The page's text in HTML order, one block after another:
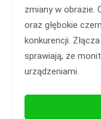
zmiany w obrazie.
oraz głębokie
konkurencji.
sprawiają, że
urządzeniami.